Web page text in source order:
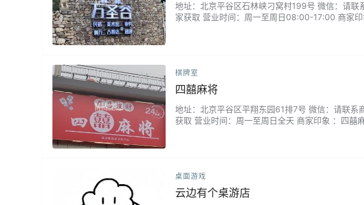
地址：北京平谷区石林峡刁窝村199号 微信：请
家获取 营业时间：周一至周日08:00-17:00 商家
棋牌室
四囍麻将
地址：北京平谷区平翔东园61排7号 微信：请联
获取 营业时间：周一至周日全天 商家印象 ：四囍
桌面游戏
云边有个桌游店